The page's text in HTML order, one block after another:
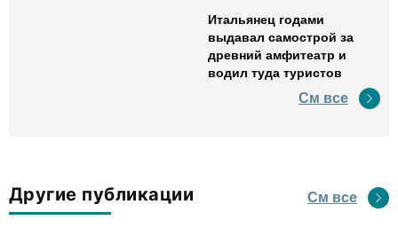
Итальянец годами
выдавал самострой за
древний амфитеатр и
водил туда туристов
См все
Другие публикации См все